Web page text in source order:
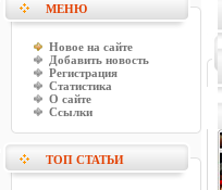
МЕНЮ
Новое на сайте
Добавить новость
Регистрация
Статистика
О сайте
Ссылки
ТОП СТАТЬИ